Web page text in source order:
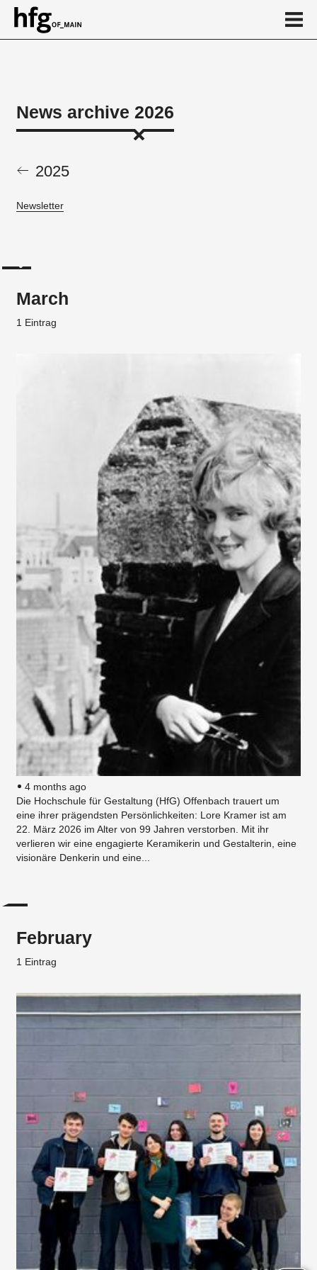
News archive 2026
News archive 2026
2025
Newsletter
March
1 Eintrag
4 months ago
Die Hochschule für Gestaltung (HfG) Offenbach trauert um
eine ihrer prägendsten Persönlichkeiten: Lore Kramer ist am
22. März 2026 im Alter von 99 Jahren verstorben. Mit ihr
verlieren wir eine engagierte Keramikerin und Gestalterin, eine
visionäre Denkerin und eine...
February
1 Eintrag